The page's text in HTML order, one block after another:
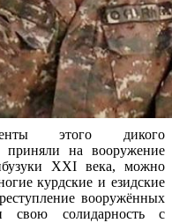
этого дикого
приняли на вооружение
XXI века, можно
курдские и езидские
вооружённых
свою солидарность с